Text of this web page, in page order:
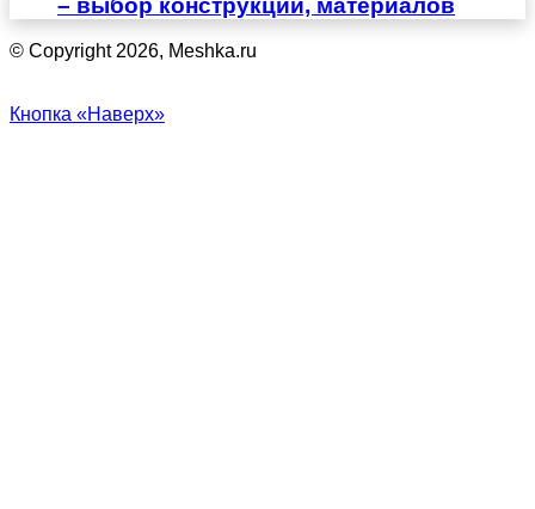
© Copyright 2026, Meshka.ru
Кнопка «Наверх»